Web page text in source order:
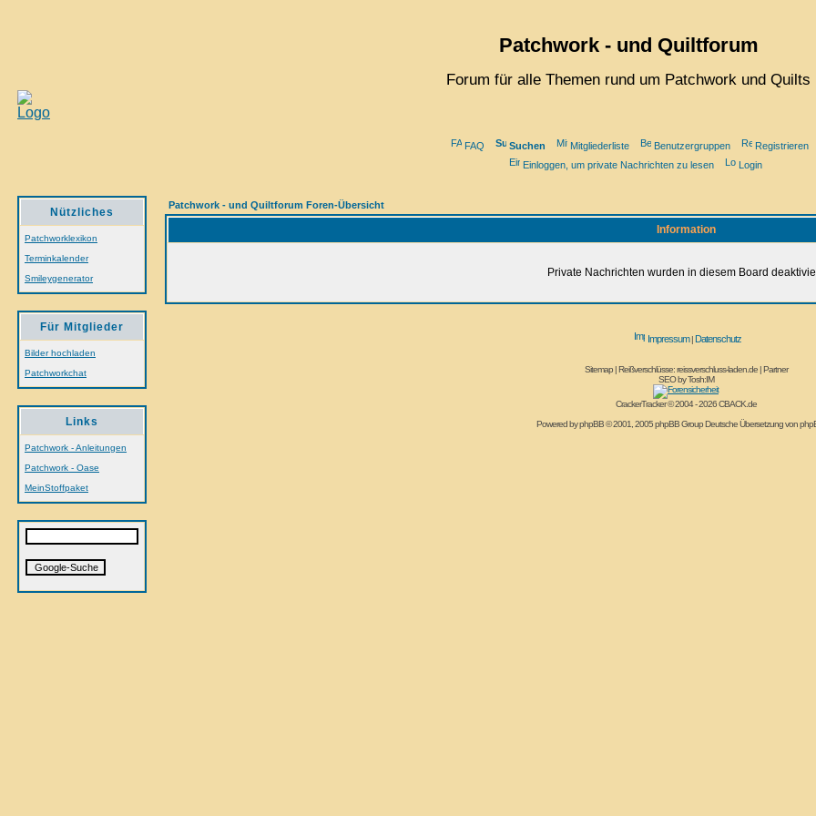
Patchwork - und Quiltforum
Forum für alle Themen rund um Patchwork und Quilts
FAQ Suchen Mitgliederliste Benutzergruppen
Registrieren
Einloggen, um private Nachrichten zu lesen
Login
Nützliches
Patchworklexikon
Terminkalender
Smileygenerator
Für Mitglieder
Bilder hochladen
Patchworkchat
Links
Patchwork - Anleitungen
Patchwork - Oase
MeinStoffpaket
Patchwork - und Quiltforum Foren-Übersicht
Information
Private Nachrichten wurden in diesem Board
Impressum| Datenschutz
Sitemap|Reißverschlüsse: reissverschluss-laden.de|Partner
SEO byTosh:IM
CrackerTracker © 2004 - 2026CBACK.de
Powered byphpBB© 2001, 2005 phpBB Group Deutsche Übersetzung von